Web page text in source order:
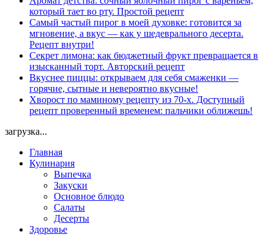
который тает во рту. Простой рецепт
Самый частый пирог в моей духовке: готовится за
мгновение, а вкус — как у шедеврального десерта.
Рецепт внутри!
Секрет лимона: как бюджетный фрукт превращается в
изысканный торт. Авторский рецепт
Вкуснее пиццы: открываем для себя смаженки —
горячие, сытные и невероятно вкусные!
Хворост по маминому рецепту из 70-х. Доступный
рецепт проверенный временем: пальчики оближешь!
загрузка...
Главная
Кулинария
Выпечка
Закуски
Основное блюдо
Салаты
Десерты
Здоровье